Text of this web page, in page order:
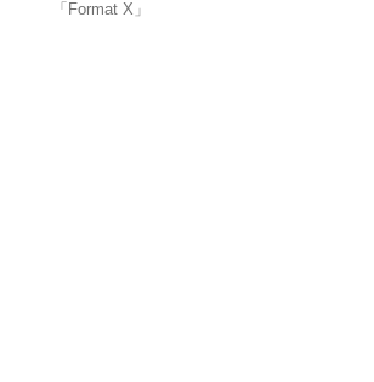
「Format X」